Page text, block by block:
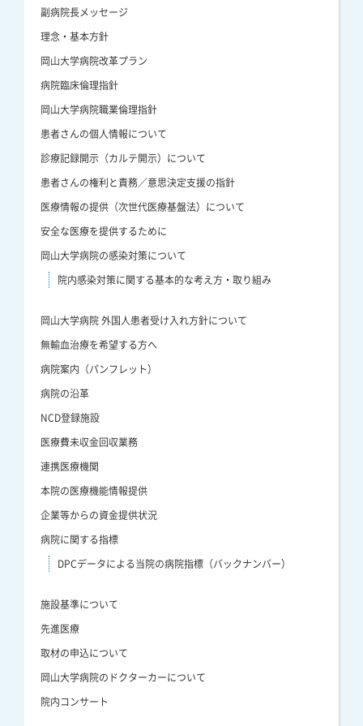
副病院長メッセージ
理念・基本方針
岡山大学病院改革プラン
病院臨床倫理指針
岡山大学病院職業倫理指針
患者さんの個人情報について
診療記録開示（カルテ開示）について
患者さんの権利と責務／意思決定支援の指針
医療情報の提供（次世代医療基盤法）について
安全な医療を提供するために
岡山大学病院の感染対策について
院内感染対策に関する基本的な考え方・取り組み
岡山大学病院 外国人患者受け入れ方針について
無輸血治療を希望する方へ
病院案内（パンフレット）
病院の沿革
NCD登録施設
医療費未収金回収業務
連携医療機関
本院の医療機能情報提供
企業等からの資金提供状況
病院に関する指標
DPCデータによる当院の病院指標（バックナンバー）
施設基準について
先進医療
取材の申込について
岡山大学病院のドクターカーについて
院内コンサート